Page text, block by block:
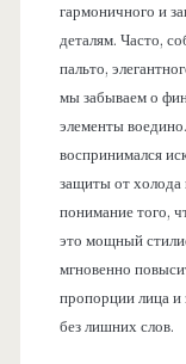
гармоничного и
деталям. Часто,
пальто,
мы забываем о
элементы
воспринимался
защиты от холода
понимание того,
это мощный
мгновенно
пропорции лица и
без лишних слов.